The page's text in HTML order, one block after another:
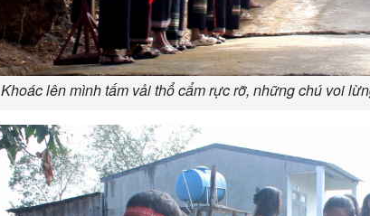
Khoác lên mình tấm vải thổ cẩm rực rỡ, những chú voi